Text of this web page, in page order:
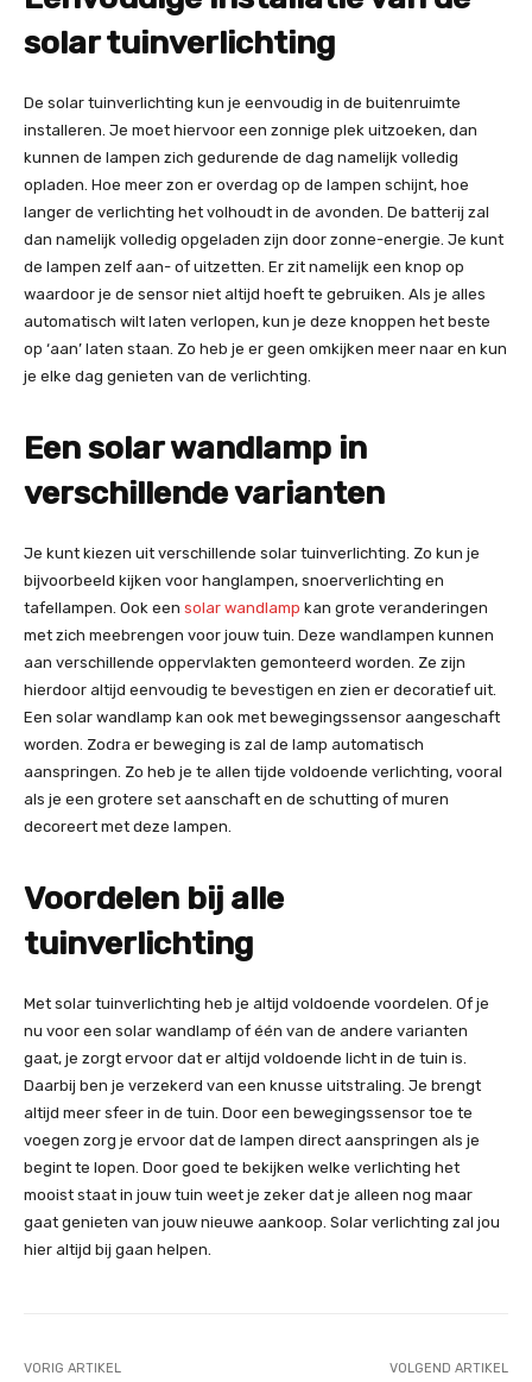
solar tuinverlichting
De solar tuinverlichting kun je eenvoudig in de buitenruimte
installeren. Je moet hiervoor een zonnige plek uitzoeken, dan
kunnen de lampen zich gedurende de dag namelijk volledig
opladen. Hoe meer zon er overdag op de lampen schijnt, hoe
langer de verlichting het volhoudt in de avonden. De batterij zal
dan namelijk volledig opgeladen zijn door zonne-energie. Je kunt
de lampen zelf aan- of uitzetten. Er zit namelijk een knop op
waardoor je de sensor niet altijd hoeft te gebruiken. Als je alles
automatisch wilt laten verlopen, kun je deze knoppen het beste
op ‘aan’ laten staan. Zo heb je er geen omkijken meer naar en kun
je elke dag genieten van de verlichting.
Een solar wandlamp in
verschillende varianten
Je kunt kiezen uit verschillende solar tuinverlichting. Zo kun je
bijvoorbeeld kijken voor hanglampen, snoerverlichting en
tafellampen. Ook een solar wandlamp kan grote veranderingen
met zich meebrengen voor jouw tuin. Deze wandlampen kunnen
aan verschillende oppervlakten gemonteerd worden. Ze zijn
hierdoor altijd eenvoudig te bevestigen en zien er decoratief uit.
Een solar wandlamp kan ook met bewegingssensor aangeschaft
worden. Zodra er beweging is zal de lamp automatisch
aanspringen. Zo heb je te allen tijde voldoende verlichting, vooral
als je een grotere set aanschaft en de schutting of muren
decoreert met deze lampen.
Voordelen bij alle
tuinverlichting
Met solar tuinverlichting heb je altijd voldoende voordelen. Of je
nu voor een solar wandlamp of één van de andere varianten
gaat, je zorgt ervoor dat er altijd voldoende licht in de tuin is.
Daarbij ben je verzekerd van een knusse uitstraling. Je brengt
altijd meer sfeer in de tuin. Door een bewegingssensor toe te
voegen zorg je ervoor dat de lampen direct aanspringen als je
begint te lopen. Door goed te bekijken welke verlichting het
mooist staat in jouw tuin weet je zeker dat je alleen nog maar
gaat genieten van jouw nieuwe aankoop. Solar verlichting zal jou
hier altijd bij gaan helpen.
VORIG ARTIKEL VOLGEND ARTIKEL